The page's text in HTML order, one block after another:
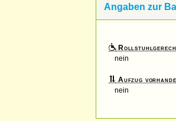
Angaben zur
nein
Aufzug
nein